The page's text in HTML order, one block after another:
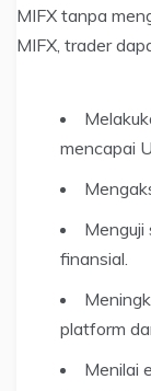
MIFX tanpa
MIFX, trader
mencapai
finansial.
platform
Menilai